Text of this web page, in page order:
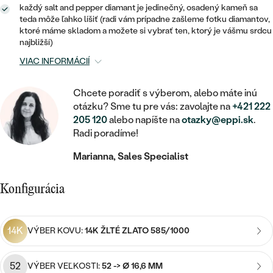
RUČNE RYTÉ
S VÝPLŇOU
SVADOBNÉ SETY
PODĽA CENY
CENOVO DOSTUPNÉ
LUXUSNÉ
ZAČAŤ S DIAMANTOM
ZAČAŤ S LABGROWN DIAMANTOM
ZAČAŤ S FAREBNÝM DIAMANTOM
PODĽA DRAHOKAMU
DIAMANT
LAB GROWN DIAMANT
MOISSANIT
FAREBNÝ DIAMANT
ČIERNY DIAMANT
DETSKÉ ŠPERKY
BROŠNE
PODĽA MATERIÁLU
ZLATÉ
PODĽA DRAHOKAMU
S DIAMANTMI
DETSKÉ
PIERCING
S DIAMANTMI
S DRAHOKAMAMI
S PERLAMI
CENOVO DOSTUPNÉ
LUXUSNÉ
MEDAILÓNY
RETIAZKY
SO ZVIERATAMI
PODĽA DRAHOKAMU
S PERLAMI
PODĽA CENY
PEČATNÉ
PERSONALIZOVANÉ
PODĽA DRAHOKAMU
S DIAMANTMI
S DRAHOKAMAMI
S PERLAMI
PODĽA CENY
CENOVO DOSTUPNÉ
každý salt and pepper diamant je jedinečný, osadený kameň sa
teda môže ľahko líšiť (radi vám prípadne zašleme fotku diamantov,
ktoré máme skladom a možete si vybrať ten, ktorý je vášmu srdcu
najbližší)
VIAC INFORMÁCIÍ
Chcete poradiť s výberom, alebo máte inú
otázku? Sme tu pre vás: zavolajte na+421 222
205 120alebo napíšte naotazky@eppi.sk.
Radi poradíme!
Marianna, Sales Specialist
Konfigurácia
14K VÝBER KOVU:14K ŽLTÉ ZLATO 585/1000
52 VÝBER VEĽKOSTI:52 -> Ø 16,6 MM